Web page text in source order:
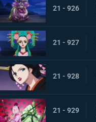
21 - 926
21 - 927
21 - 928
21 - 929